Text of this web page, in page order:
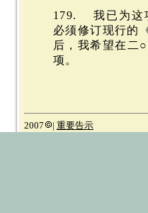
179. 我已为这
必须修订现行的
后，我希望在二
项。
2007 | 重要告示